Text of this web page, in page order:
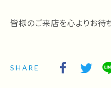
皆様のご来店を心よりお待
SHARE